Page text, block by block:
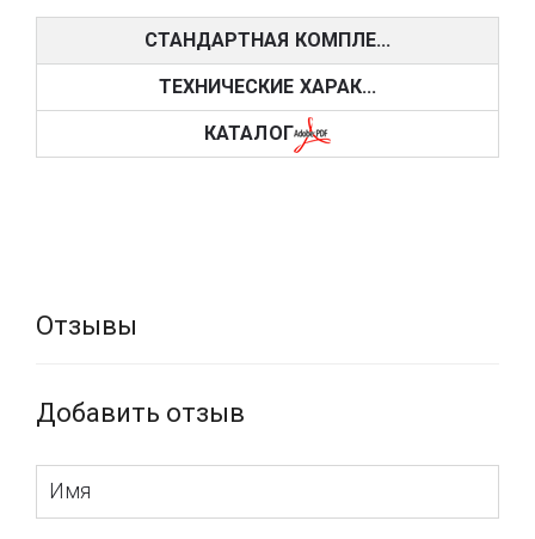
формата.
Основные элементы этой системы – короб и ламели.
Короб вмещает в себя весь функциональный подъемно-
просекающими отверстиями размещены в текстильной
лесенке и пронизаны шнуром, отвечающим за их подъем.
том числе и скошенные.
итальянская фабрика MOTTURA, являясь одним из
всемирно признанных лидеров индустрии солнцезащиты,
Коллекция алюминиевых жалюзи в каталоге Моттура
СТАНДАРТНАЯ КОМПЛЕ...
ТЕХНИЧЕСКИЕ ХАРАК...
КАТАЛОГ
Отзывы
Добавить отзыв